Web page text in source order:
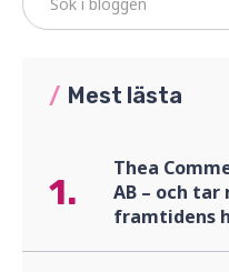
/ Mest lästa
1.
Thea
AB – och
framtidens